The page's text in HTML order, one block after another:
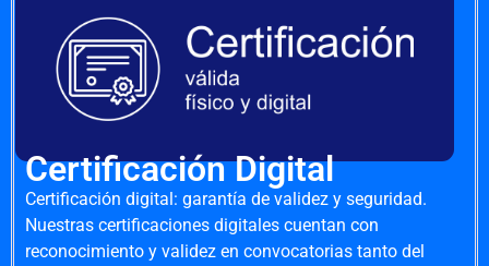
Certificación Digital
Certificación digital: garantía de validez y seguridad.
Nuestras certificaciones digitales cuentan con
reconocimiento y validez en convocatorias tanto del